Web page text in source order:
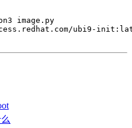
image.py
ubi9-